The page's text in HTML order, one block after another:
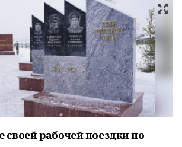
своей рабочей поездки по